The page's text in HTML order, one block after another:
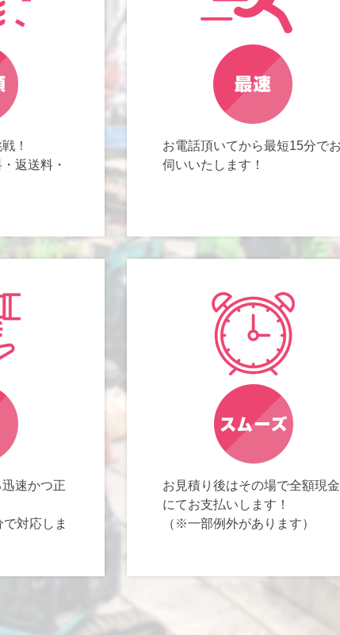
！
返送料・
お電話頂いてから最短15分でお
伺いいたします！
速かつ正
対応しま
お見積り後はその場で全額現金
にてお支払いします！
（※一部例外があります）